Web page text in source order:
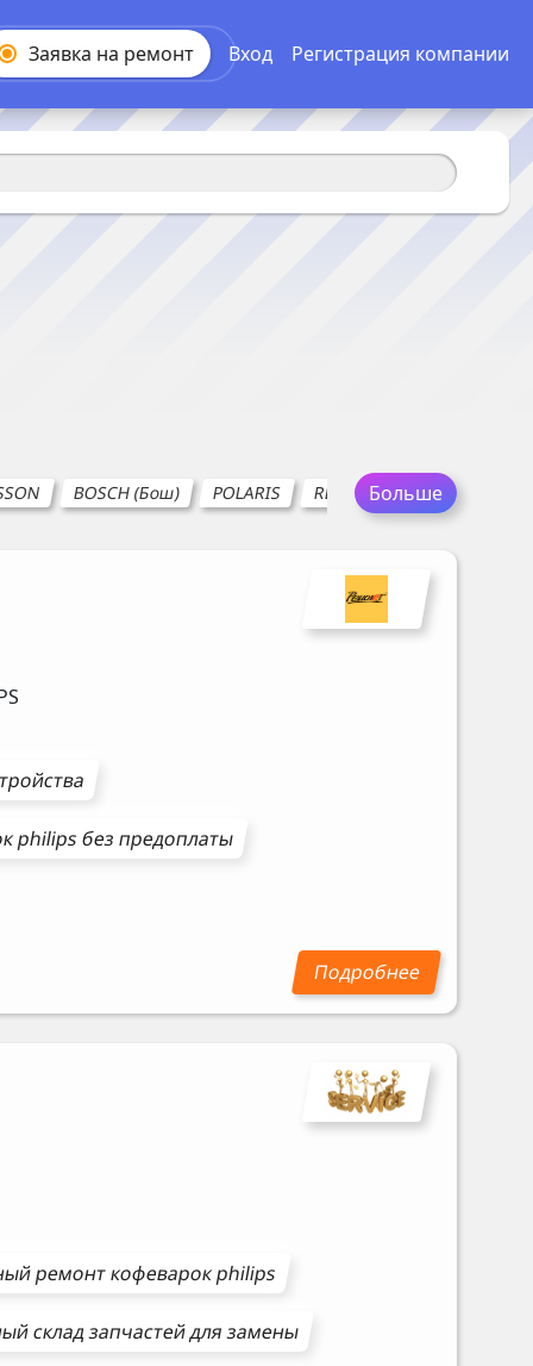
Заявка на ремонт Вход Регистрация компании
BOSCH (Бош) POLARIS REDMONDБольше
philipsбез предоплаты
ремонткофеварокphilips
склад запчастей для замены